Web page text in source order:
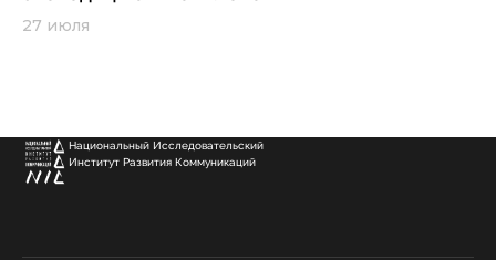
27 июля
Национальный Исследовательский
Институт Развития Коммуникаций